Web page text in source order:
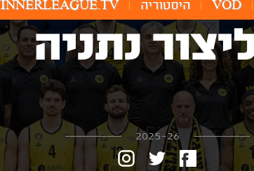
VOD היסטוריה
נתניה
2025-26